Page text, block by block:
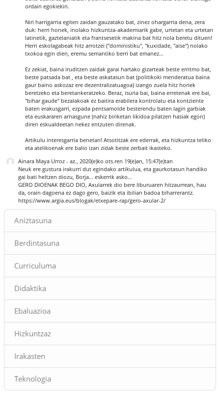
Blokeak
Aniztasuna
Berdintasuna
Curriculuma
Didaktika
Ebaluazioa
Hizkuntzaz
Irakasten
Teknologia
ordain egokiekin.
Niri harrigarria egiten zaidan gauzatako bat, zinez ohargarria dena, zera
duk: herri honek, inolako hizkuntza-akademiarik gabe, urtetan eta urtetan
latinetik, gaztelaniatik eta frantsesetik makina bat hitz nola beretu dituen!
Herri eskolagabeak hitz arrotzei ("doministiku", "kuxidade, "aise") nolako
txokoa egin dien, eremu semantiko berri bat emanez...
Ez zekiat, baina iruditzen zaidak garai hartako gizarteak beste erritmo bat,
beste patsada bat , eta beste askatasun bat (politikoki menderatua baina
gaur baino askozaz ere dezentralizatuagoa) izango zuela hitz horiek
beretzeko eta beretankeratzeko. Beraz, isuria bai, baina erretenak ere bai,
"bihar gaude" bezalakoak ez baitira erabilera kontrolatu eta kontziente
baten erakusgarri, ezpada pentsamolde besterendu baten lagin garbiak
eta euskararen arnasgune (nahiz biriketan likidoa pilatzen hasiak egon)
diren eskualdeetan nekez entzuten direnak.
Artikulu interesgarria benetan! Atsotitzak ere ederrak, eta hizkuntza teliko
eta atelikoenak ere balio izan zidak beste zerbait ikasteko.
Ainara Maya Urroz -az., 2020(e)ko ots.ren 19(e)an, 15:47(e)tan
Neuk ere gustura irakurri dut egindako artikulua, eta gaurkotasun handiko
gai bati heltzen diozu, Borja... eskerrik asko...
GERO DIOENAK BEGO DIO, Axularrek dio bere liburuaren hitzaurrean, hau
da, orain dagoena ez dago gero, baizik eta ibilian badoa biharrerantz.
https://www.argia.eus/blogak/etxepare-rap/gero-axular-2/